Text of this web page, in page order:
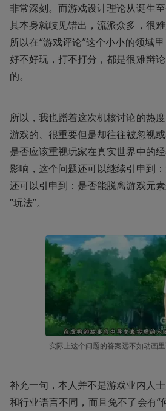
非常深刻。而游戏设计理论从诞生
其本身就歧见错出，流派众多，很难
所以在“游戏评论”这个小小的领域
好不好玩，打不打分，都是很难辩
的。
所以，我也蹭着这次机核讨论的热
游戏的、很重要但是却往往被忽视
是否应该重视玩家在真实世界中的
影响，这个问题还可以继续引申到
还可以引申到：是否能脱离游戏元
“玩法”。
实际上这个问题的答案远不如动画
补充一句，本人并不是游戏业内人
和行业语言不同，而且免不了会有